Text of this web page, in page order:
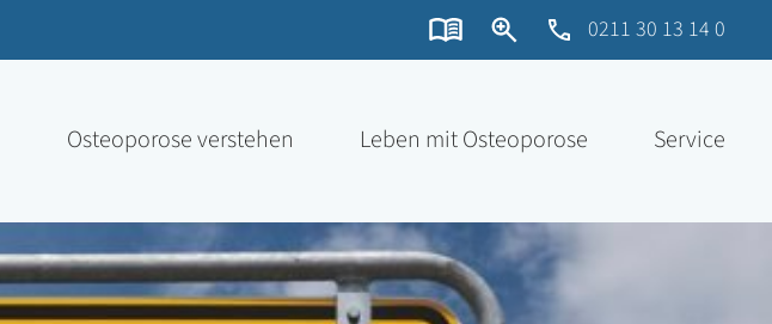
0211 30 13 14 0
Osteoporose verstehen Leben mit Osteoporose Service